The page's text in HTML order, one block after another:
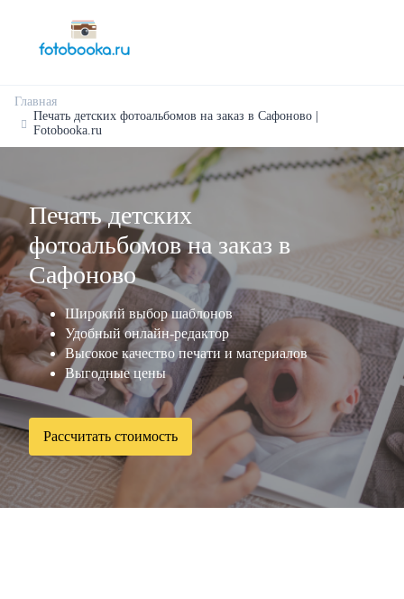
Главная
Печать детских фотоальбомов на заказ в Сафоново |
Fotobooka.ru
Печать детских
фотоальбомов на заказ в
Сафоново
Широкий выбор шаблонов
Удобный онлайн-редактор
Высокое качество печати и материалов
Выгодные цены
Рассчитать стоимость